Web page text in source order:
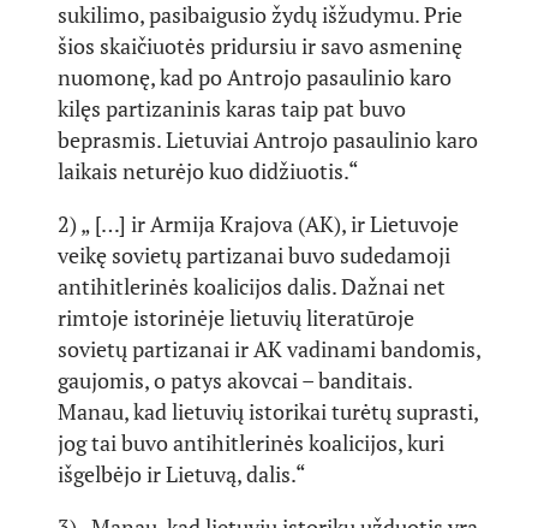
sukilimo, pasibaigusio žydų išžudymu. Prie
šios skaičiuotės pridursiu ir savo asmeninę
nuomonę, kad po Antrojo pasaulinio karo
kilęs partizaninis karas taip pat buvo
beprasmis. Lietuviai Antrojo pasaulinio karo
laikais neturėjo kuo didžiuotis.“
2) „ […] ir Armija Krajova (AK), ir Lietuvoje
veikę sovietų partizanai buvo sudedamoji
antihitlerinės koalicijos dalis. Dažnai net
rimtoje istorinėje lietuvių literatūroje
sovietų partizanai ir AK vadinami bandomis,
gaujomis, o patys akovcai – banditais.
Manau, kad lietuvių istorikai turėtų suprasti,
jog tai buvo antihitlerinės koalicijos, kuri
išgelbėjo ir Lietuvą, dalis.“